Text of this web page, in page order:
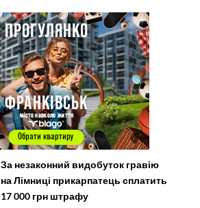
За незаконний видобуток гравію
на Лімниці прикарпатець сплатить
17 000 грн штрафу